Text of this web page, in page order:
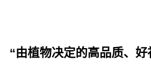
“由植物决定的高品质、好